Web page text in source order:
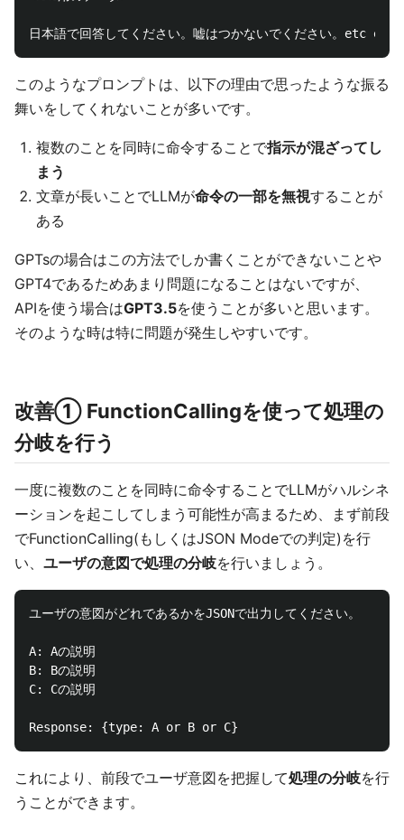
このようなプロンプトは、以下の理由で思ったような振る
舞いをしてくれないことが多いです。
複数のことを同時に命令することで指示が混ざってし
まう
文章が長いことでLLMが命令の一部を無視することが
ある
GPTsの場合はこの方法でしか書くことができないことや
GPT4であるためあまり問題になることはないですが、
APIを使う場合はGPT3.5を使うことが多いと思います。
そのような時は特に問題が発生しやすいです。
改善① FunctionCallingを使って処理の
分岐を行う
一度に複数のことを同時に命令することでLLMがハルシネ
ーションを起こしてしまう可能性が高まるため、まず前段
でFunctionCalling(もしくはJSON Modeでの判定)を行
い、 ユーザの意図で処理の分岐を行いましょう。
ユーザの意図がどれであるかをJSONで出力してください。
A: Aの説明
B: Bの説明
C: Cの説明
これにより、前段でユーザ意図を把握して処理の分岐を行
うことができます。